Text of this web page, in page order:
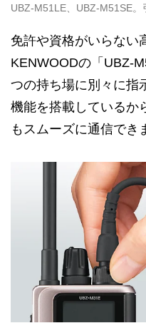
UBZ-M51LE、UBZ-M51SE。
免許や資格がいらない
KENWOODの「UBZ-
つの持ち場に別々に指
機能を搭載しているか
もスムーズに通信でき